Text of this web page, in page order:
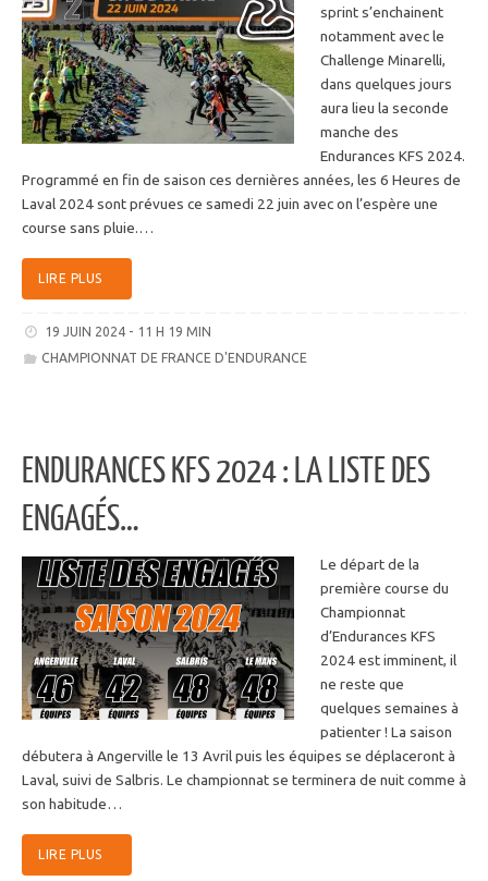
sprint s’enchainent
notamment avec le
Challenge Minarelli,
dans quelques jours
aura lieu la seconde
manche des
Endurances KFS 2024.
Programmé en fin de saison ces dernières années, les 6 Heures de
Laval 2024 sont prévues ce samedi 22 juin avec on l’espère une
course sans pluie.…
LIRE PLUS
19 JUIN 2024 - 11 H 19 MIN
CHAMPIONNAT DE FRANCE D'ENDURANCE
ENDURANCES KFS 2024 : LA LISTE DES
ENGAGÉS…
Le départ de la
première course du
Championnat
d’Endurances KFS
2024 est imminent, il
ne reste que
quelques semaines à
patienter ! La saison
débutera à Angerville le 13 Avril puis les équipes se déplaceront à
Laval, suivi de Salbris. Le championnat se terminera de nuit comme à
son habitude…
LIRE PLUS